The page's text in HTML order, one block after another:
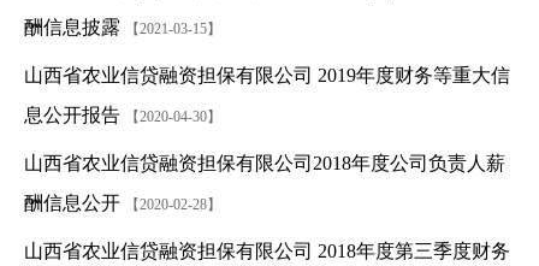
酬信息披露
【2021-03-15】
山西省农业信贷融资担保有限公司 2019年度财务等重大信
息公开报告
【2020-04-30】
山西省农业信贷融资担保有限公司2018年度公司负责人薪
酬信息公开
【2020-02-28】
山西省农业信贷融资担保有限公司 2018年度第三季度财务